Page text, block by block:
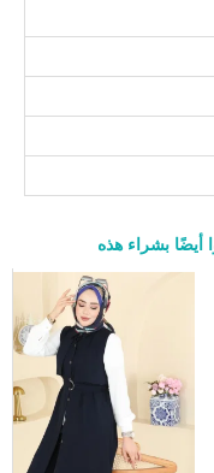
60
60
(سم)
95
95
95
أيضًا بشراء هذه
a>